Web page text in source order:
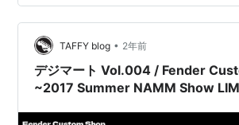
もせず買っています。 買った当初は以
ェンダーストラトキャスター ネック ロ
弾きやすいと思っていましたが、使って
TAFFY blog • 2年前
デジマート Vol.004 / Fender
~2017 Summer NAMM Show